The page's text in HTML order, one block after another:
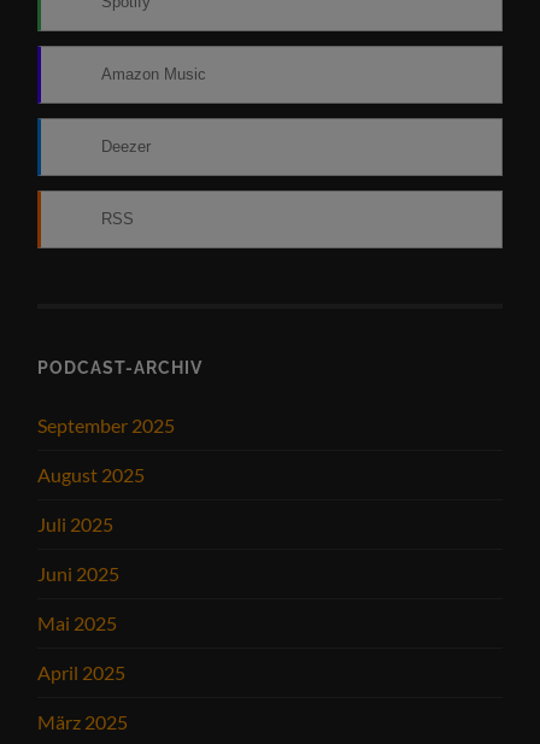
Amazon Music
Deezer
RSS
PODCAST-ARCHIV
September 2025
August 2025
Juli 2025
Juni 2025
Mai 2025
April 2025
März 2025